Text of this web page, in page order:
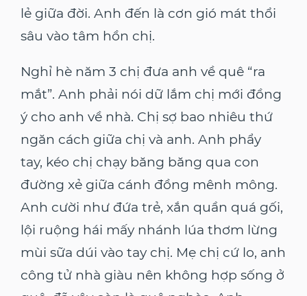
lẻ giữa đời. Anh đến là cơn gió mát thổi
sâu vào tâm hồn chị.
Nghỉ hè năm 3 chị đưa anh về quê “ra
mắt”. Anh phải nói dữ lắm chị mới đồng
ý cho anh về nhà. Chị sợ bao nhiêu thứ
ngăn cách giữa chị và anh. Anh phẩy
tay, kéo chị chạy băng băng qua con
đường xẻ giữa cánh đồng mênh mông.
Anh cười như đứa trẻ, xắn quần quá gối,
lội ruộng hái mấy nhánh lúa thơm lừng
mùi sữa dúi vào tay chị. Mẹ chị cứ lo, anh
công tử nhà giàu nên không hợp sống ở